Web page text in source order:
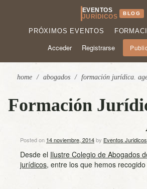
EVENTOS
JURÍDICOS
BLOG
PRÓXIMOS EVENTOS
Acceder Registrarse
home / abogados / formación jurídica.
Formación
Posted on 14 noviembre, 2014by Eventos Juridicos
Desde el Ilustre Colegio de Abogados
jurídicos, entre los que hemos